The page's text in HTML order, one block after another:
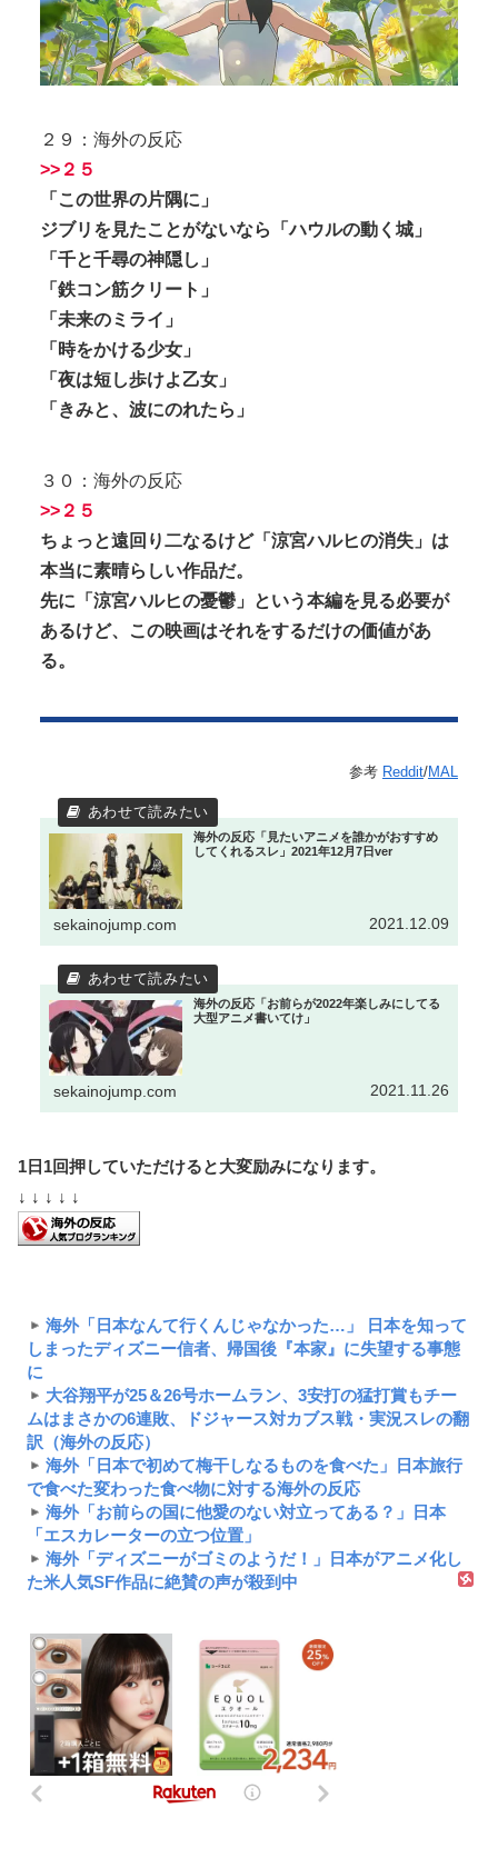
２９：海外の反応
>>２５
「この世界の片隅に」
ジブリを見たことがないなら「ハウルの動く城」
「千と千尋の神隠し」
「鉄コン筋クリート」
「未来のミライ」
「時をかける少女」
「夜は短し歩けよ乙女」
「きみと、波にのれたら」
３０：海外の反応
>>２５
ちょっと遠回り二なるけど「涼宮ハルヒの消失」は
本当に素晴らしい作品だ。
先に「涼宮ハルヒの憂鬱」という本編を見る必要が
あるけど、この映画はそれをするだけの価値があ
る。
参考 Reddit/MAL
海外の反応「見たいアニメを誰かがおすすめ
してくれるスレ」2021年12月7日ver
sekainojump.com 2021.12.09
海外の反応「お前らが2022年楽しみにしてる
大型アニメ書いてけ」
sekainojump.com 2021.11.26
1日1回押していただけると大変励みになります。
↓ ↓ ↓ ↓ ↓
海外「日本なんて行くんじゃなかった…」 日本を知って
しまったディズニー信者、帰国後『本家』に失望する事態
に
大谷翔平が25＆26号ホームラン、3安打の猛打賞もチー
ムはまさかの6連敗、ドジャース対カブス戦・実況スレの翻
訳（海外の反応）
海外「日本で初めて梅干しなるものを食べた」日本旅行
で食べた変わった食べ物に対する海外の反応
海外「お前らの国に他愛のない対立ってある？」日本
「エスカレーターの立つ位置」
海外「ディズニーがゴミのようだ！」日本がアニメ化し
た米人気SF作品に絶賛の声が殺到中